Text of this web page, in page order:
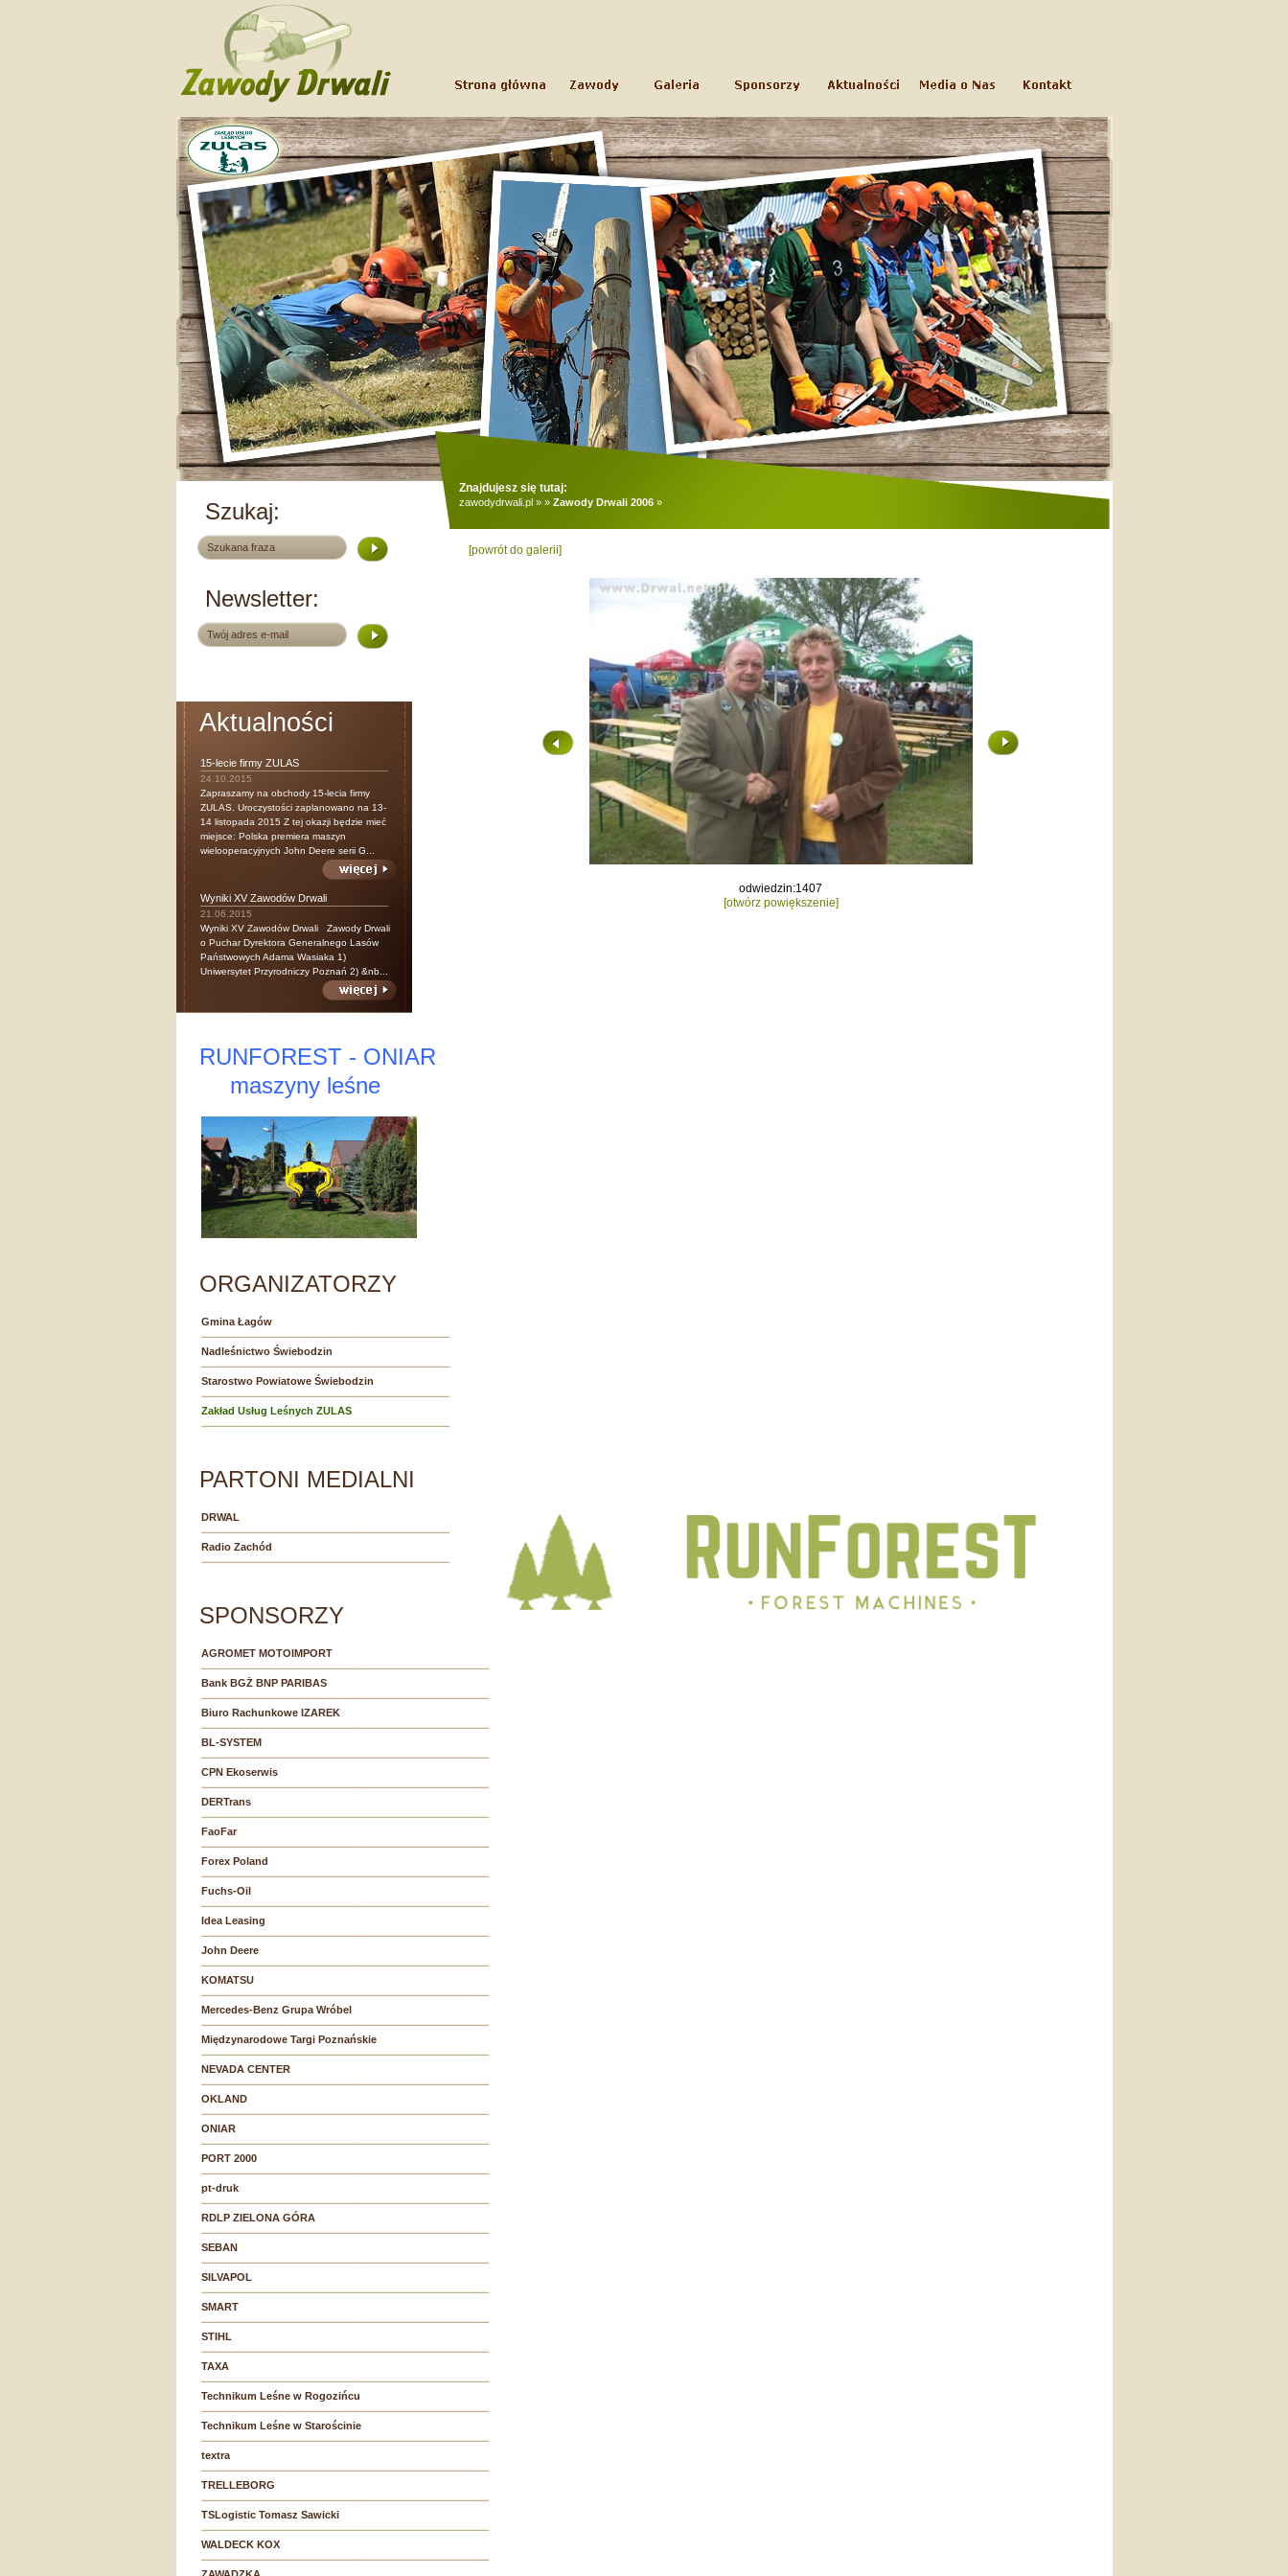
Szukaj:
Newsletter:
Aktualności
15-lecie firmy ZULAS
24.10.2015
Zapraszamy na obchody 15-lecia firmy
ZULAS. Uroczystości zaplanowano na 13-
14 listopada 2015 Z tej okazji będzie mieć
miejsce: Polska premiera maszyn
wielooperacyjnych John Deere serii G...
Wyniki XV Zawodów Drwali
21.06.2015
Wyniki XV Zawodów Drwali Zawody Drwali
o Puchar Dyrektora Generalnego Lasów
Państwowych Adama Wasiaka 1)
Uniwersytet Przyrodniczy Poznań 2) &nb...
RUNFOREST - ONIAR
maszyny leśne
ORGANIZATORZY
Gmina Łagów
Nadleśnictwo Świebodzin
Starostwo Powiatowe Świebodzin
Zakład Usług Leśnych ZULAS
PARTONI MEDIALNI
DRWAL
Radio Zachód
SPONSORZY
AGROMET MOTOIMPORT
Bank BGŻ BNP PARIBAS
Biuro Rachunkowe IZAREK
BL-SYSTEM
CPN Ekoserwis
DERTrans
FaoFar
Forex Poland
Fuchs-Oil
Idea Leasing
John Deere
KOMATSU
Mercedes-Benz Grupa Wróbel
Międzynarodowe Targi Poznańskie
NEVADA CENTER
OKLAND
ONIAR
PORT 2000
pt-druk
RDLP ZIELONA GÓRA
SEBAN
SILVAPOL
SMART
STIHL
TAXA
Technikum Leśne w Rogozińcu
Technikum Leśne w Starościnie
textra
TRELLEBORG
TSLogistic Tomasz Sawicki
WALDECK KOX
Znajdujesz się tutaj:
zawodydrwali.pl » » Zawody Drwali 2006 »
[powrót do galerii]
odwiedzin:1407
[otwórz powiększenie]